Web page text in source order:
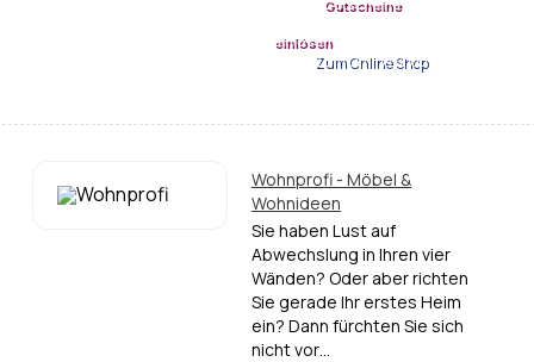
Gutscheine
einlösen
Zum Online Shop
Wohnprofi - Möbel &
Wohnideen
Sie haben Lust auf
Abwechslung in Ihren vier
Wänden? Oder aber richten
Sie gerade Ihr erstes Heim
ein? Dann fürchten Sie sich
nicht vor…